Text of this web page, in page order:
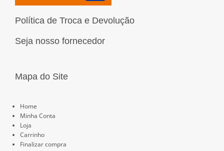
Política de Troca e Devolução
Seja nosso fornecedor
Mapa do Site
Home
Minha Conta
Loja
Carrinho
Finalizar compra